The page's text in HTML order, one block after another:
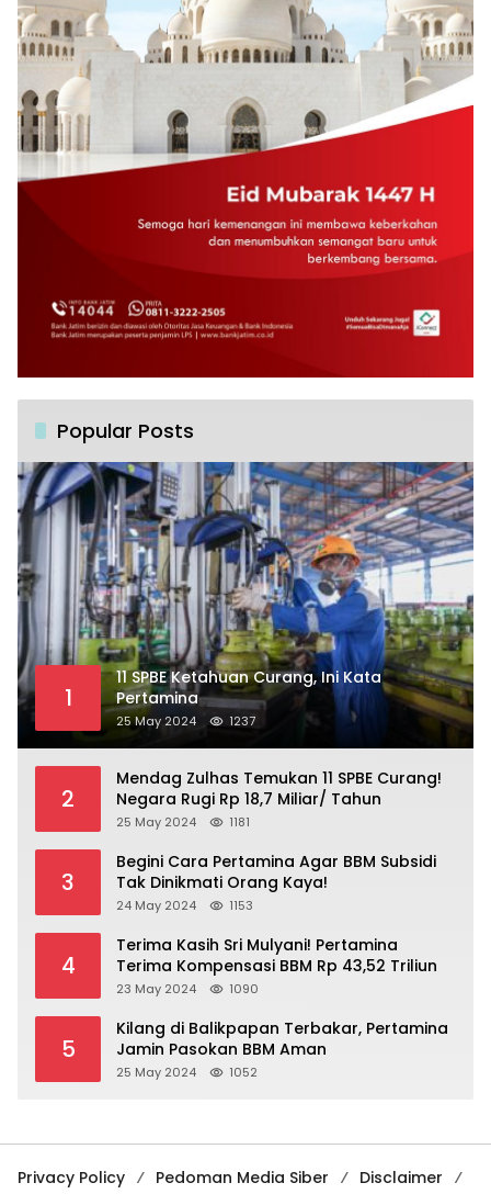
Popular Posts
1
11 SPBE Ketahuan Curang, Ini Kata
Pertamina
25 May 2024 1237
2
Mendag Zulhas Temukan 11 SPBE Curang!
Negara Rugi Rp 18,7 Miliar/ Tahun
25 May 2024 1181
3
Begini Cara Pertamina Agar BBM Subsidi
Tak Dinikmati Orang Kaya!
24 May 2024 1153
4
Terima Kasih Sri Mulyani! Pertamina
Terima Kompensasi BBM Rp 43,52 Triliun
23 May 2024 1090
5
Kilang di Balikpapan Terbakar, Pertamina
Jamin Pasokan BBM Aman
25 May 2024 1052
Privacy Policy Pedoman Media Siber Disclaimer